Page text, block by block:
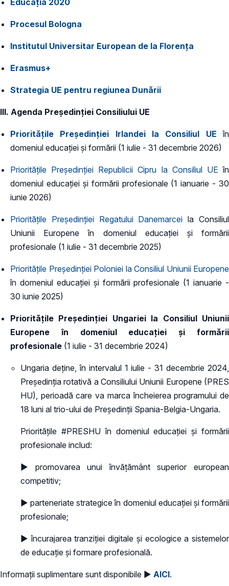
Procesul Bologna
Institutul Universitar European de la Florența
Erasmus+
Strategia UE pentru regiunea Dunării
III. Agenda Președinției Consiliului UE
Prioritățile Președinției Irlandei la Consiliul UE
în
domeniul educației și formării (1 iulie - 31 decembrie 2026)
Prioritățile Președinției Republicii Cipru la Consiliul UE în
domeniul educației și formării profesionale (1 ianuarie - 30
iunie 2026)
Prioritățile Președinției Regatului Danemarcei la Consiliul
Uniunii Europene în domeniul educației și formării
profesionale (1 iulie - 31 decembrie 2025)
Prioritățile Președinției Poloniei la Consiliul Uniunii Europene
în domeniul educației și formării profesionale (1 ianuarie -
30 iunie 2025)
Prioritățile Președinției Ungariei la Consiliul Uniunii
Europene în domeniul educației și formării
profesionale (1 iulie - 31 decembrie 2024)
Ungaria deține, în intervalul 1 iulie - 31 decembrie 2024,
Președinția rotativă a Consiliului Uniunii Europene (PRES
HU), perioadă care va marca încheierea programului de
18 luni al trio-ului de Președinții Spania-Belgia-Ungaria.
Prioritățile #PRESHU în domeniul educației și formării
profesionale includ:
► promovarea unui învățământ superior european
competitiv;
► parteneriate strategice în domeniul educației și formării
profesionale;
► încurajarea tranziției digitale și ecologice a sistemelor
de educație și formare profesională.
Informații suplimentare sunt disponibile ► AICI.